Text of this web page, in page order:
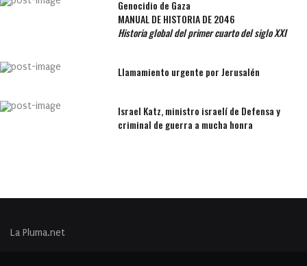
Genocidio de Gaza
MANUAL DE HISTORIA DE 2046
Historia global del primer cuarto del siglo XXI
Llamamiento urgente por Jerusalén
Israel Katz, ministro israelí de Defensa y
criminal de guerra a mucha honra
La Pluma.net